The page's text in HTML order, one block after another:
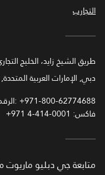
التجارب
طريق الشيخ زايد، الخليج
دبي, الإمارات العربية المتحدة, 121000
الرقم المجاني: +971-800-62774688
فاكس: +971 4-414-0001
متابعةجي دبليو ماريوت